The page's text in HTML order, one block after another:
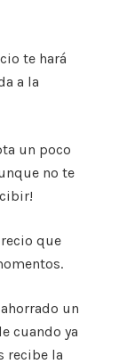
te hará
a la
un poco
no te
que
un
cuando ya
recibe la